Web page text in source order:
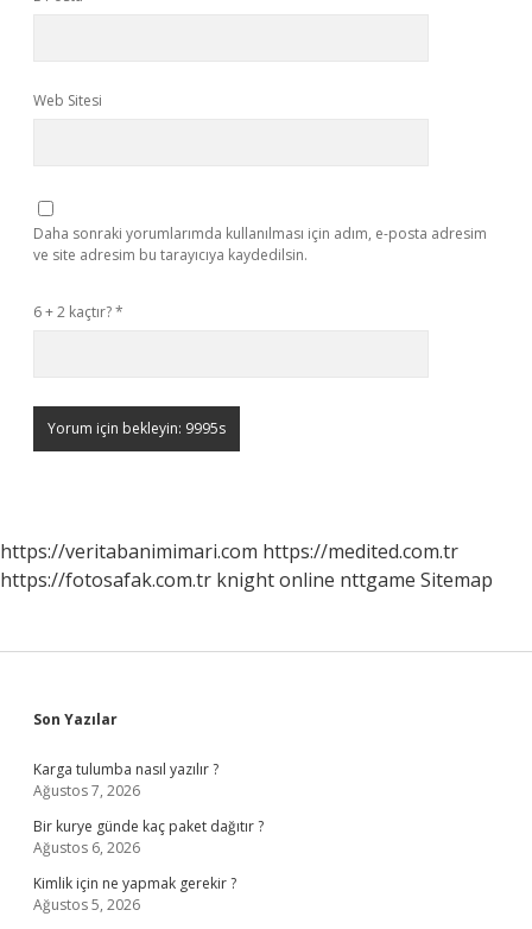
Web Sitesi
Daha sonraki yorumlarımda kullanılması için adım, e-posta adresim
ve site adresim bu tarayıcıya kaydedilsin.
6 + 2 kaçtır?*
https://veritabanimimari.com https://medited.com.tr
https://fotosafak.com.tr knight online nttgame Sitemap
Sidebar
Son Yazılar
Karga tulumba nasıl yazılır ?
Ağustos 7, 2026
Bir kurye günde kaç paket dağıtır ?
Ağustos 6, 2026
Kimlik için ne yapmak gerekir ?
Ağustos 5, 2026